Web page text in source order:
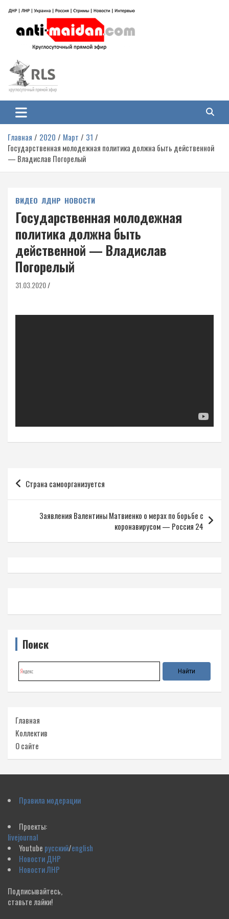
содержимому
Антимайдан: Гражданская война
на Украине
гражданской войне на Украине, включая события в Новороссии, ДНР,
ЛНР и других регионах.
Главная 2020 Март
31
Государственная молодежная политика должна быть действенной
— Владислав Погорелый
ВИДЕО ЛДНР НОВОСТИ
Государственная молодежная
политика должна быть
действенной — Владислав
Погорелый
31.03.2020
Навигация
по
записям
Страна самоорганизуется
Заявления Валентины Матвиенко о мерах по борьбе с
коронавирусом — Россия 24
Поиск
Главная
Коллектив
О сайте
Правила модерации
Проекты:
livejournal
Youtube русский/english
Новости ДНР
Новости ЛНР
Подписывайтесь,
ставьте лайки!